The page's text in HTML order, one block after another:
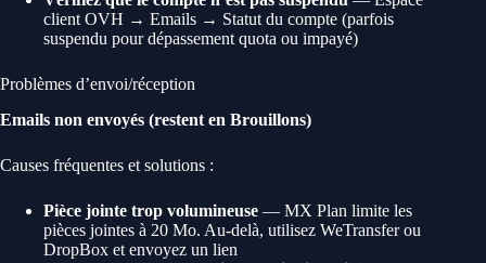
client OVH → Emails → Statut du compte (parfois
suspendu pour dépassement quota ou impayé)
Problèmes d’envoi/réception
Emails non envoyés (restent en Brouillons)
Causes fréquentes et solutions :
Pièce jointe trop volumineuse — MX Plan limite les
pièces jointes à 20 Mo. Au-delà, utilisez WeTransfer ou
DropBox et envoyez un lien